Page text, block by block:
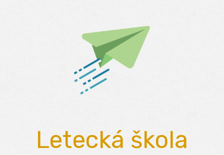
Letecká škola